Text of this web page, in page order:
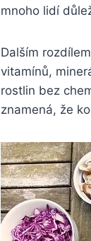
mnoho lidí
Dalším
vitamínů,‌
rostlin bez
znamená, že